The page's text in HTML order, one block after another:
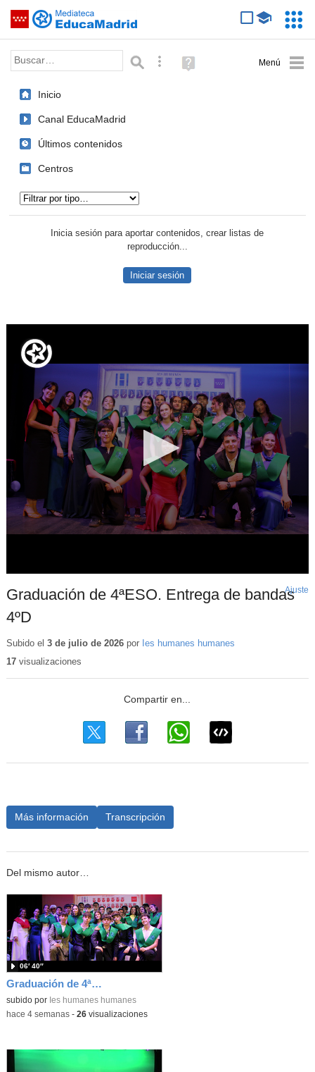
Saltar navegación
Palabra o frase: Búsqueda avanzada
Ayuda
(en
Inicio
Canal EducaMadrid
Últimos contenidos
Centros
Inicia sesión para aportar contenidos, crear listas de
reproducción...
Iniciar sesión
Graduación de 4ªESO. Entrega de bandas
4ºD
Ajuste
Subido el 3 de julio de 2026por Ies humanes humanes
17visualizaciones
Más información Transcripción
Del mismo autor…
Graduación de 4ªESO. Entrega de bandas 4ºE
subido por Ies humanes humanes
06′ 40″
-hace 4 semanas- 26visualizaciones